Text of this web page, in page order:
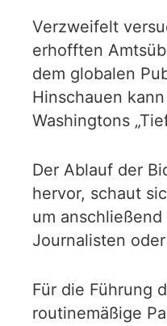
Verzweifelt
erhofften
dem globalen
Hinschauen
Washingtons
Der Ablauf der
hervor, schaut
um
Journalisten
Für die Führung
routinemäßige